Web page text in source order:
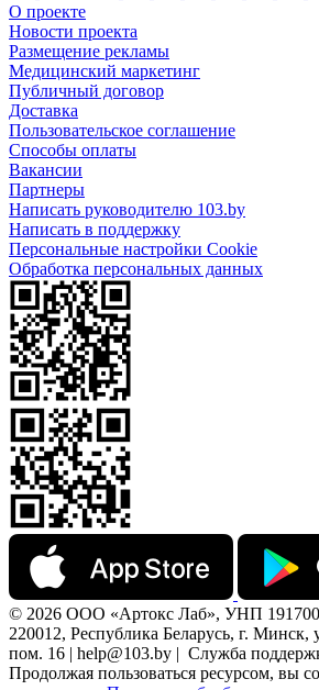
О проекте
Новости проекта
Размещение рекламы
Медицинский маркетинг
Публичный договор
Доставка
Пользовательское соглашение
Способы оплаты
Вакансии
Партнеры
Написать руководителю 103.by
Написать в поддержку
Персональные настройки Cookie
Обработка персональных данных
© 2026 ООО «Артокс Лаб», УНП
220012, Республика Беларусь, г. Минск,
пом. 16 | help@103.by | Служба
Продолжая пользоваться ресурсом, вы